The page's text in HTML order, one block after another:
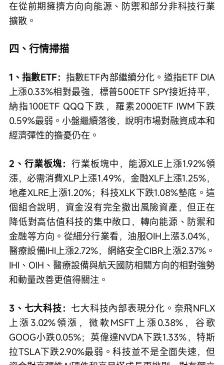
在從前期擁擠方向向能源、防禦和部分非科技行業
擴散。
四、行情掃描
1、指數ETF： 指數ETF內部繼續分化。道指ETF DIA
上漲0.33%相對最強，標普500ETF SPY接近持平，
納指100ETF QQQ下跌，羅素2000ETF IWM下跌
0.59%最弱。小盤繼續落後，說明市場對融資成本和
經濟彈性的擔憂仍在。
2、行業板塊：行業板塊中，能源XLE上漲1.92%領
漲，必需消費XLP上漲1.49%，金融XLF上漲1.25%，
地產XLRE上漲1.20%；科技XLK下跌1.08%墊底。這
個組合說明，資金沒有完全撤出風險資產，但正在
降低對高估值科技的集中敞口，轉向能源、防禦和
金融等方向。從細分行業看，油服OIH上漲3.04%，
醫療設備IHI上漲2.72%，網絡安全CIBR上漲2.37%。
IHI、OIH、醫療設備與航天國防相關方向的相對強勢
和動量改善更值得關注。
3、七大科技： 七大科技內部表現分化。奈飛NFLX
上漲3.02%領漲，微軟MSFT上漲0.38%，谷歌
GOOG小跌0.05%；英偉達NVDA下跌1.33%，特斯
拉TSLA下跌2.90%最弱。科技並不是全面失速，但